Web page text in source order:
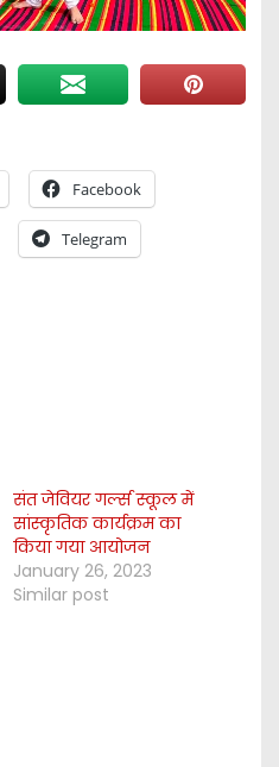
Facebook
Telegram
संत जेवियर गर्ल्स स्कूल में
सांस्कृतिक कार्यक्रम का
किया गया आयोजन
January 26, 2023
Similar post